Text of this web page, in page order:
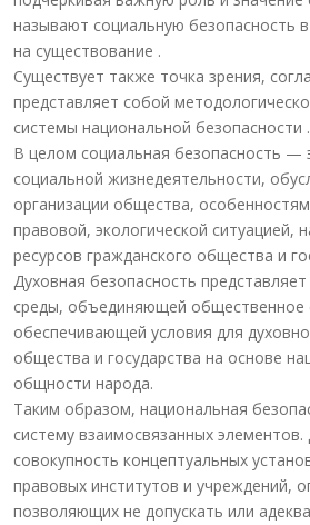
называют социальную безопасность
на существование .
Существует также точка зрения,
представляет собой
системы национальной безопасности .
В целом социальная безопасность —
социальной жизнедеятельности,
организации общества,
правовой, экологической ситуацией,
ресурсов гражданского общества и
Духовная безопасность
среды, объединяющей общественное
обеспечивающей условия для
общества и государства на основе
общности народа.
Таким образом, национальная
систему взаимосвязанных
совокупность концептуальных
правовых институтов и учреждений,
позволяющих не допускать или